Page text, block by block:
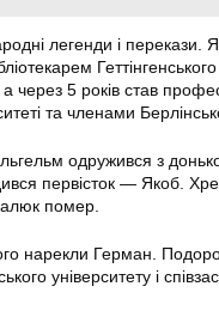
легенди і перекази.
через 5 років став
та членами
одружився з
первісток — Якоб.
помер.
нарекли Герман.
університету і